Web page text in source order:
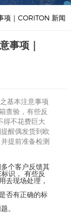
项｜CORITON 新闻
事项｜
基本注意事项
查验，有些反
得不花费巨大
醒偶发货到欧
提前准备检测
个客户反馈其
识， 有些反
去现场处理，
否有正确的标
。